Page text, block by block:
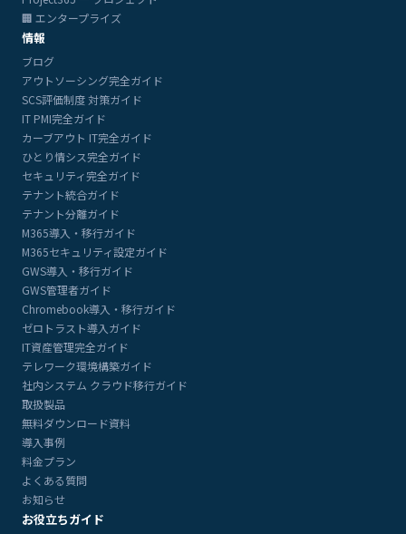
🏢 エンタープライズ
情報
ブログ
アウトソーシング完全ガイド
SCS評価制度 対策ガイド
IT PMI完全ガイド
カーブアウト IT完全ガイド
ひとり情シス完全ガイド
セキュリティ完全ガイド
テナント統合ガイド
テナント分離ガイド
M365導入・移行ガイド
M365セキュリティ設定ガイド
GWS導入・移行ガイド
GWS管理者ガイド
Chromebook導入・移行ガイド
ゼロトラスト導入ガイド
IT資産管理完全ガイド
テレワーク環境構築ガイド
社内システム クラウド移行ガイド
取扱製品
無料ダウンロード資料
導入事例
料金プラン
よくある質問
お知らせ
お役立ちガイド